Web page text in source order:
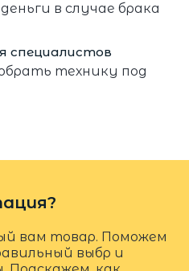
в случае брака
специалистов
технику под
вам товар. Поможем
выбр и